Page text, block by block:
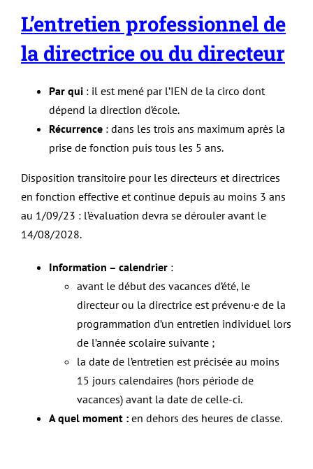
L’entretien professionnel de
la directrice ou du directeur
Par qui : il est mené par l’IEN de la circo dont
dépend la direction d’école.
Récurrence : dans les trois ans maximum après la
prise de fonction puis tous les 5 ans.
Disposition transitoire pour les directeurs et directrices
en fonction effective et continue depuis au moins 3 ans
au 1/09/23 : l’évaluation devra se dérouler avant le
14/08/2028.
Information – calendrier :
avant le début des vacances d’été, le
directeur ou la directrice est prévenu·e de la
programmation d’un entretien individuel lors
de l’année scolaire suivante ;
la date de l’entretien est précisée au moins
15 jours calendaires (hors période de
vacances) avant la date de celle-ci.
A quel moment : en dehors des heures de classe.